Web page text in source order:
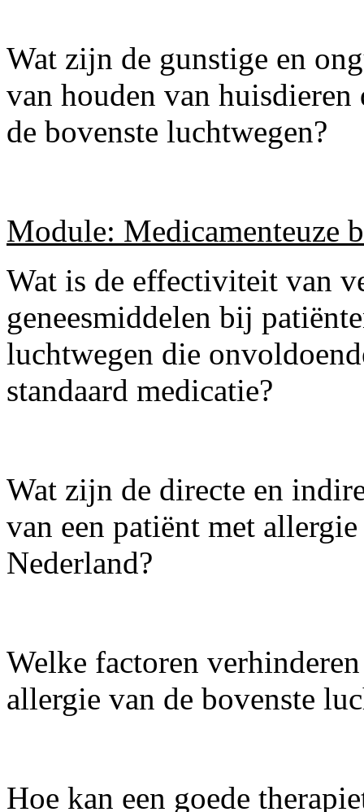
Wat zijn de gunstige en
van houden van
de bovenste luchtwegen?
Module: Medicamenteuze
Wat is de effectiviteit van
geneesmiddelen bij
luchtwegen die
standaard medicatie?
Wat zijn de directe en
van een patiënt met
Nederland?
Welke factoren
allergie van de bovenste
Hoe kan een goede